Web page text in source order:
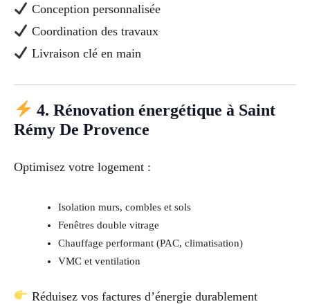
Conception personnalisée
Coordination des travaux
Livraison clé en main
4. Rénovation énergétique à Saint
Rémy De Provence
Optimisez votre logement :
Isolation murs, combles et sols
Fenêtres double vitrage
Chauffage performant (PAC, climatisation)
VMC et ventilation
Réduisez vos factures d’énergie durablement